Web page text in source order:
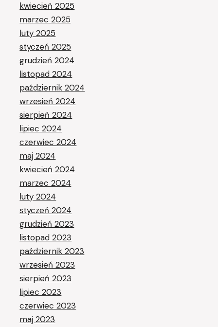
kwiecień 2025
marzec 2025
luty 2025
styczeń 2025
grudzień 2024
listopad 2024
październik 2024
wrzesień 2024
sierpień 2024
lipiec 2024
czerwiec 2024
maj 2024
kwiecień 2024
marzec 2024
luty 2024
styczeń 2024
grudzień 2023
listopad 2023
październik 2023
wrzesień 2023
sierpień 2023
lipiec 2023
czerwiec 2023
maj 2023